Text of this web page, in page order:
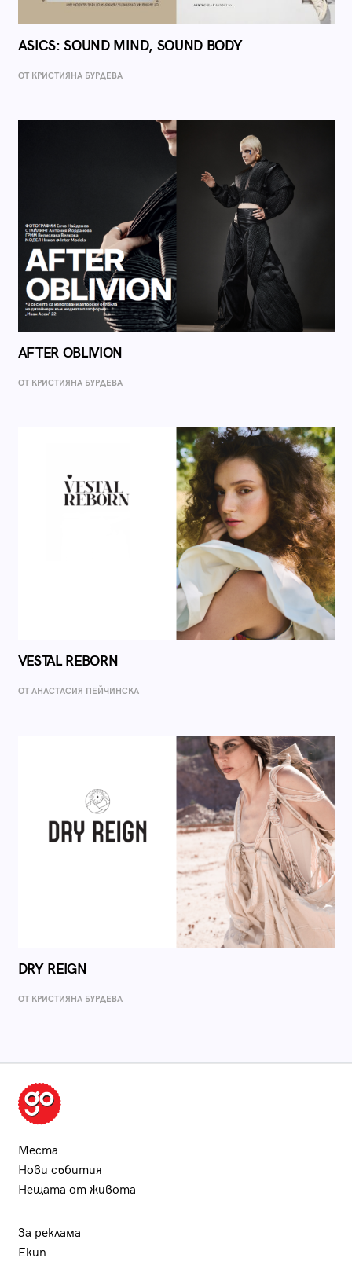
ASICS: SOUND MIND, SOUND BODY
ОТ КРИСТИЯНА БУРДЕВА
AFTER OBLIVION
ОТ КРИСТИЯНА БУРДЕВА
VESTAL REBORN
ОТ AНАСТАСИЯ ПЕЙЧИНСКА
DRY REIGN
ОТ КРИСТИЯНА БУРДЕВА
Места
Нови събития
Нещата от живота
За реклама
Екип